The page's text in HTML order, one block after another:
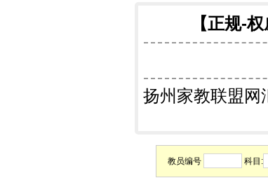
【正规-
扬州家教联盟网
教员编号 科目: